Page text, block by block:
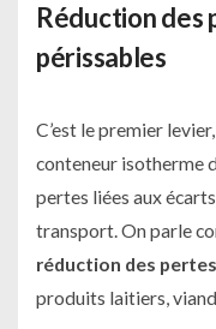
Réduction des
périssables
C’est le premier
conteneur isotherme
pertes liées aux
transport. On parle
réduction des pertes
produits laitiers,